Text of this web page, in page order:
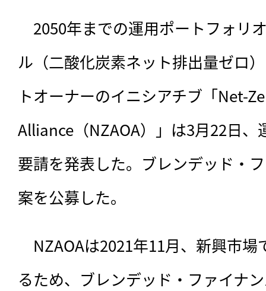
2050年までの運用ポートフォリ
ル（二酸化炭素ネット排出量ゼロ
トオーナーのイニシアチブ「Net-
Alliance（NZAOA）」は3月22日
要請を発表した。ブレンデッド・
案を公募した。
NZAOAは2021年11月、 新興市場
るため、ブレンデッド・ファイナ